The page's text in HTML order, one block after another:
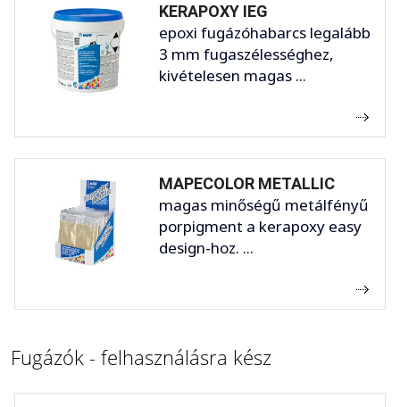
KERAPOXY IEG
epoxi fugázóhabarcs legalább
3 mm fugaszélességhez,
kivételesen magas ...
MAPECOLOR METALLIC
magas minőségű metálfényű
porpigment a kerapoxy easy
design-hoz. ...
Fugázók - felhasználásra kész